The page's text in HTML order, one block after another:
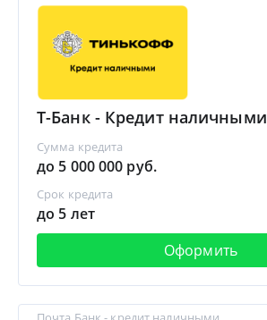
Т-Банк - Кредит наличными
Сумма кредита
до 5 000 000 руб.
Срок кредита
до 5 лет
Оформить